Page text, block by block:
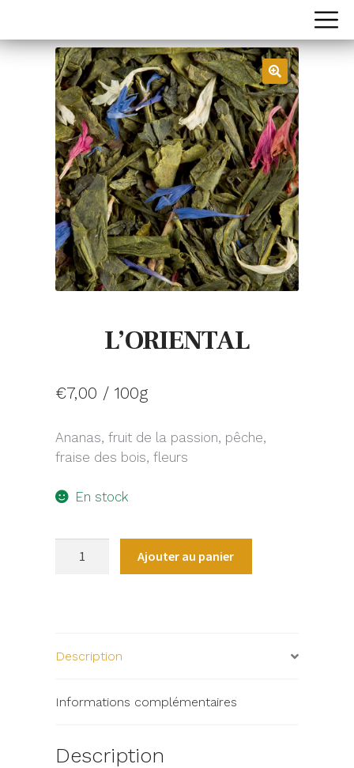
L’ORIENTAL
€7,00 / 100g
Ananas, fruit de la passion, pêche,
fraise des bois, fleurs
En stock
Ajouter au panier
Description
Informations complémentaires
Description